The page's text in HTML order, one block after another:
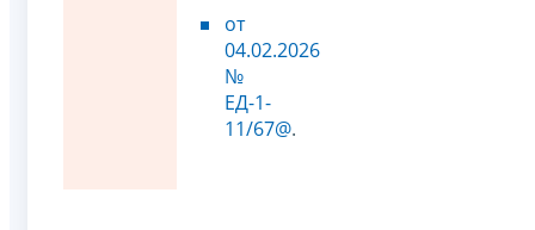
от
04.02.2026
№
ЕД-1-
11/67@.